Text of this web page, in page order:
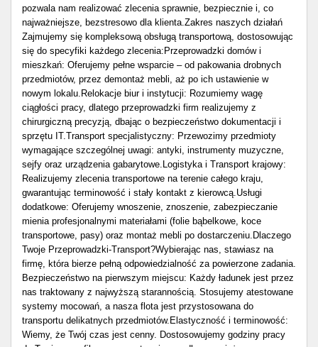
pozwala nam realizować zlecenia sprawnie, bezpiecznie i, co
najważniejsze, bezstresowo dla klienta. ​Zakres naszych działań ​
Zajmujemy się kompleksową obsługą transportową, dostosowując
się do specyfiki każdego zlecenia: ​Przeprowadzki domów i
mieszkań: Oferujemy pełne wsparcie – od pakowania drobnych
przedmiotów, przez demontaż mebli, aż po ich ustawienie w
nowym lokalu. ​Relokacje biur i instytucji: Rozumiemy wagę
ciągłości pracy, dlatego przeprowadzki firm realizujemy z
chirurgiczną precyzją, dbając o bezpieczeństwo dokumentacji i
sprzętu IT. ​Transport specjalistyczny: Przewozimy przedmioty
wymagające szczególnej uwagi: antyki, instrumenty muzyczne,
sejfy oraz urządzenia gabarytowe. ​Logistyka i Transport krajowy:
Realizujemy zlecenia transportowe na terenie całego kraju,
gwarantując terminowość i stały kontakt z kierowcą. ​Usługi
dodatkowe: Oferujemy wnoszenie, znoszenie, zabezpieczanie
mienia profesjonalnymi materiałami (folie bąbelkowe, koce
transportowe, pasy) oraz montaż mebli po dostarczeniu. ​Dlaczego
Twoje Przeprowadzki-Transport? ​Wybierając nas, stawiasz na
firmę, która bierze pełną odpowiedzialność za powierzone zadania. ​
Bezpieczeństwo na pierwszym miejscu: Każdy ładunek jest przez
nas traktowany z najwyższą starannością. Stosujemy atestowane
systemy mocowań, a nasza flota jest przystosowana do
transportu delikatnych przedmiotów. ​Elastyczność i terminowość:
Wiemy, że Twój czas jest cenny. Dostosowujemy godziny pracy